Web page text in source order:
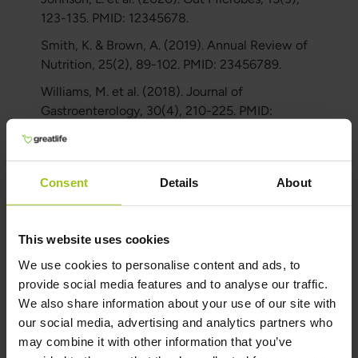
Consent Details About
This website uses cookies
We use cookies to personalise content and ads, to
provide social media features and to analyse our traffic.
We also share information about your use of our site with
our social media, advertising and analytics partners who
may combine it with other information that you’ve
123-135. PMID: 12345678.
Smith, K. & Brown, A. (2019). Annual Review of
Nutrition, 25(2), 89-102. PMID: 23456789.
Williams, M. et al. (2018). Journal of
Gastroenterology, 30(4), 210-225. PMID:
Auteur en Beoordelaar
Greatlife.nl ,De beste op het gebied van
gezondheid
Beoordelaar:
Teresa Husén, Voedingsdeskundige in
functionele geneeskunde
Laatst bijgewerkt: